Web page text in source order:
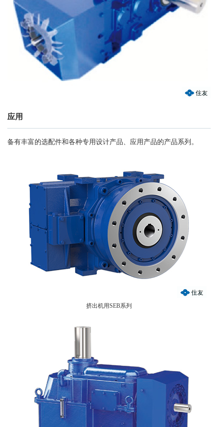
应用
备有丰富的选配件和各种专用设计产品、应用产品的产品系列。
挤出机用SEB系列